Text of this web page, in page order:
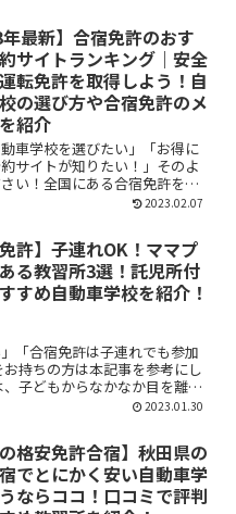
年最新】合宿免許のおす
サイトランキング｜安全
転免許を取得しよう！自
の選び方や合宿免許のメ
紹介
車学校を選びたい」「お得に
サイトが知りたい！」そのよ
い！全国にある合宿免許を瞬
ランキング形式で紹介しま
すので、ぜひ参考にしてくだ
2023.02.07
免許】子連れOK！ママプ
る教習所3選！託児所付
すめ自動車学校を紹介！
「合宿免許は子連れでも参加
2023.01.30
の格安免許合宿】秋田県の
でとにかく安い自動車学
ならココ！口コミで評判